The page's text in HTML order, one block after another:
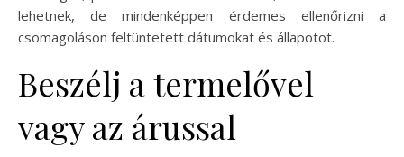
lehetnek, de mindenképpen érdemes ellenőrizni a
csomagoláson feltüntetett dátumokat és állapotot.
Beszélj a termelővel
vagy az árussal